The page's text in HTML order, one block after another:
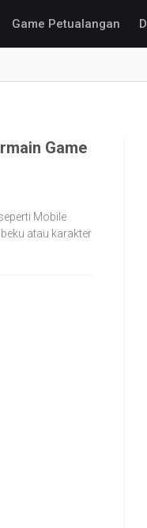
Game Petualangan
Game
Mobile
atau karakter